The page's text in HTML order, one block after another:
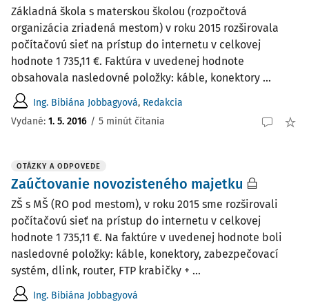
Základná škola s materskou školou (rozpočtová
organizácia zriadená mestom) v roku 2015 rozširovala
počítačovú sieť na prístup do internetu v celkovej
hodnote 1 735,11 €. Faktúra v uvedenej hodnote
obsahovala nasledovné položky: káble, konektory ...
Ing. Bibiána Jobbagyová, Redakcia
Vydané: 1. 5. 2016 / 5 minút čítania
OTÁZKY A ODPOVEDE
Zaúčtovanie novozisteného majetku
ZŠ s MŠ (RO pod mestom), v roku 2015 sme rozširovali
počítačovú sieť na prístup do internetu v celkovej
hodnote 1 735,11 €. Na faktúre v uvedenej hodnote boli
nasledovné položky: káble, konektory, zabezpečovací
systém, dlink, router, FTP krabičky + ...
Ing. Bibiána Jobbagyová